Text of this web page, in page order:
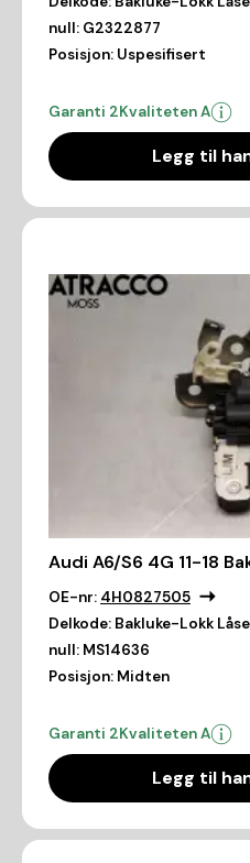
null: G2322877
Posisjon: Uspesifisert
Garanti 2Kvaliteten A
Legg til
Audi A6/S6 4G 11-18
OE-nr: 4H0827505
Delkode: Bakluke-Lokk
null: MS14636
Posisjon: Midten
Garanti 2Kvaliteten A
Legg til